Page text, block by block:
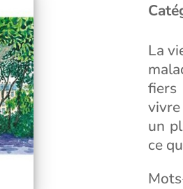
La
fiers
vivre
un
ce